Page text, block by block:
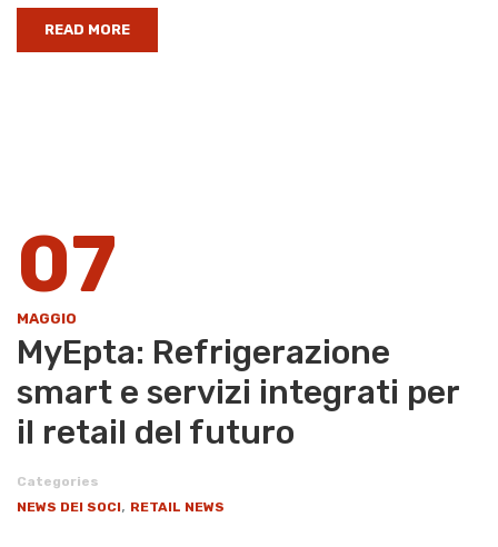
READ MORE
07
MAGGIO
MyEpta: Refrigerazione
smart e servizi integrati per
il retail del futuro
Categories
NEWS DEI SOCI, RETAIL NEWS